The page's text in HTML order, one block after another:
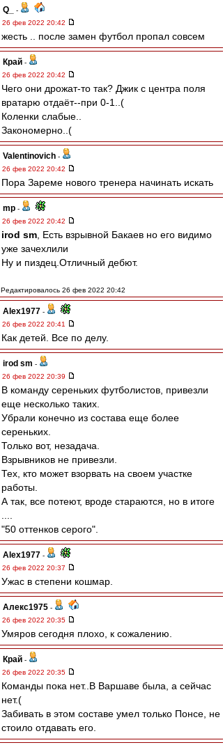
Q_
-
26 фев 2022 20:42
жесть .. после замен футбол пропал совсем
Край -
26 фев 2022 20:42
Чего они дрожат-то так? Джик с центра поля
вратарю отдаёт--при 0-1..(
Коленки слабые..
Закономерно..(
Valentinovich -
26 фев 2022 20:42
Пора Зареме нового тренера начинать искать
mp -
26 фев 2022 20:42
irod sm , Есть взрывной Бакаев но его видимо
уже зачехлили
Ну и пиздец.Отличный дебют.
Редактировалось 26 фев 2022 20:42
Alex1977 -
26 фев 2022 20:41
Как детей. Все по делу.
irod sm -
26 фев 2022 20:39
В команду сереньких футболистов, привезли
еще несколько таких.
Убрали конечно из состава еще более
сереньких.
Только вот, незадача.
Взрывников не привезли.
Тех, кто может взорвать на своем участке
работы.
А так, все потеют, вроде стараются, но в итоге
"50 оттенков серого".
Alex1977 -
26 фев 2022 20:37
Ужас в степени кошмар.
Алекс1975 -
26 фев 2022 20:35
Умяров сегодня плохо, к сожалению.
Край -
26 фев 2022 20:35
Команды пока нет..В Варшаве была, а сейчас
нет.(
Забивать в этом составе умел только Понсе, не
стоило отдавать его.